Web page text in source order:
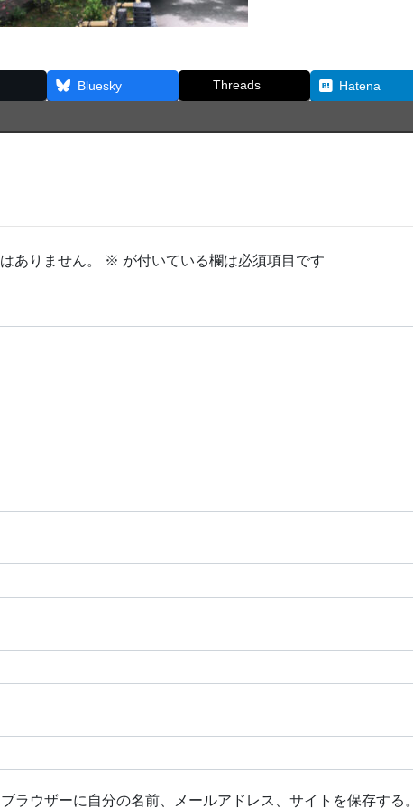
Bluesky Threads Hatena
ありません。 ※ が付いている欄は必須項目です
ラウザーに自分の名前、メールアドレス、サイトを保存する。